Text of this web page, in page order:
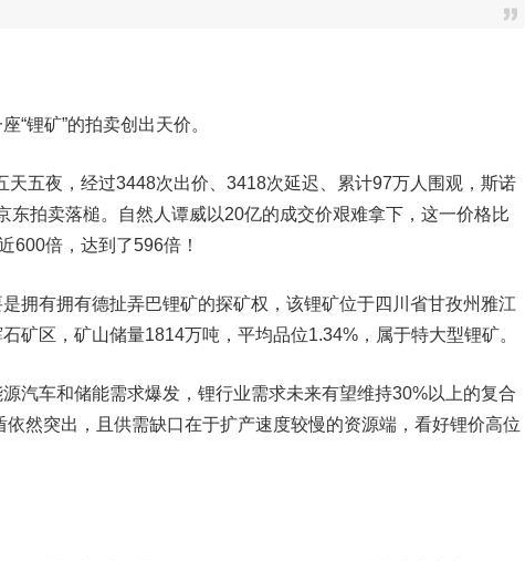
锂矿”的拍卖创出天价。
五夜，经过3448次出价、3418次延迟、累计97万人围观，斯诺
东拍卖落槌。自然人谭威以20亿的成交价艰难拿下，这一价格比
600倍，达到了596倍！
有拥有德扯弄巴锂矿的探矿权，该锂矿位于四川省甘孜州雅江
矿区，矿山储量1814万吨，平均品位1.34%，属于特大型锂矿。
车和储能需求爆发，锂行业需求未来有望维持30%以上的复合
然突出，且供需缺口在于扩产速度较慢的资源端，看好锂价高位